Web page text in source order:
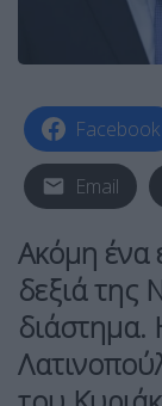
Facebook
Email
Ακόμη ένα
δεξιά της
διάστημα.